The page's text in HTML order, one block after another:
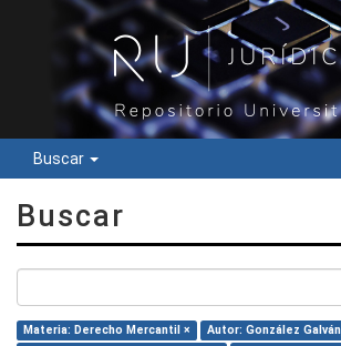
Buscar
Buscar
Materia: Derecho Mercantil ×
Autor: González